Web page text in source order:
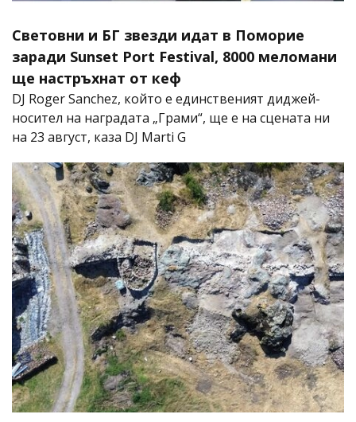
Световни и БГ звезди идат в Поморие
заради Sunset Port Festival, 8000 меломани
ще настръхнат от кеф
DJ Roger Sanchez, който е единственият диджей-
носител на наградата „Грами“, ще е на сцената ни
на 23 август, каза DJ Marti G